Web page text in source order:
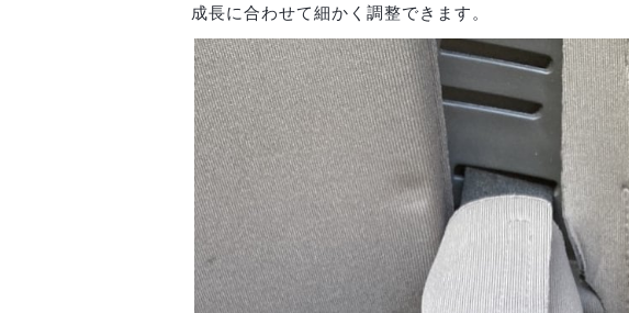
成長に合わせて細かく調整できます。